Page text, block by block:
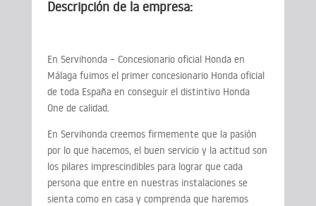
Descripción de la empresa:
En Servihonda – Concesionario oficial Honda en
Málaga fuimos el primer concesionario Honda oficial
de toda España en conseguir el distintivo Honda
One de calidad.
En Servihonda creemos firmemente que la pasión
por lo que hacemos, el buen servicio y la actitud son
los pilares imprescindibles para lograr que cada
persona que entre en nuestras instalaciones se
sienta como en casa y comprenda que haremos